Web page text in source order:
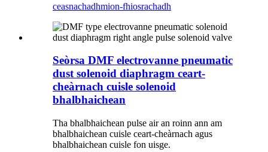
ceasnachadhmion-fhiosrachadh
Seòrsa DMF electrovanne pneumatic
dust solenoid diaphragm ceart-
cheàrnach cuisle solenoid
bhalbhaichean
Tha bhalbhaichean pulse air an roinn ann am
bhalbhaichean cuisle ceart-cheàrnach agus
bhalbhaichean cuisle fon uisge.